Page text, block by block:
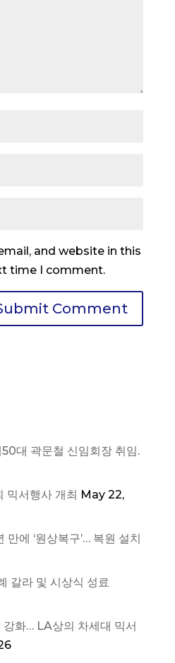
and website in this
time I comment.
대 곽문철 신임회장 취임.
믹서행사 개최 May 22,
만에 ‘원상복구’… 복원 설치
갈라 및 시상식 성료
강화… LA상의 차세대 믹서